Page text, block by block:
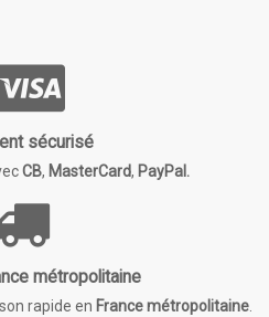
sécurisé
CB, MasterCard, PayPal.
métropolitaine
rapide en France métropolitaine.